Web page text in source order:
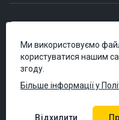
Ми використовуємо
користуватися нашим
згоду.
Більше інформації у
Відхилити